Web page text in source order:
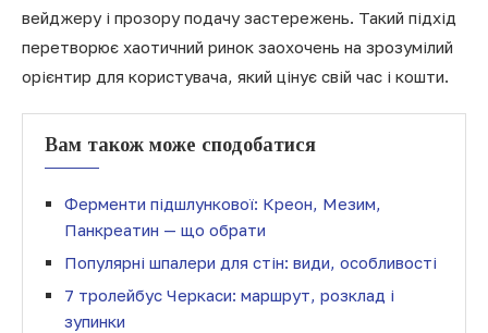
вейджеру і прозору подачу застережень. Такий підхід
перетворює хаотичний ринок заохочень на зрозумілий
орієнтир для користувача, який цінує свій час і кошти.
Вам також може сподобатися
Ферменти підшлункової: Креон, Мезим,
Панкреатин — що обрати
Популярні шпалери для стін: види, особливості
7 тролейбус Черкаси: маршрут, розклад і
зупинки